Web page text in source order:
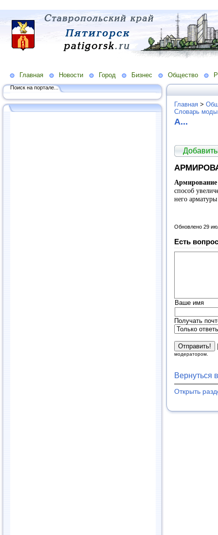
Главная Новости Город Бизнес Общество
Поиск на портале...
Главная >
Словарь
А...
Армирование
способ
него
Обновлено 29
Есть
Ваше имя
Получать
модератором.
Вернуться
Открыть